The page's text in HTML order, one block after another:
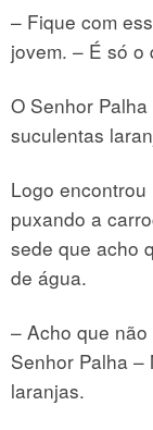
– Fique com
jovem. – É só o
O Senhor
suculentas
Logo
puxando a
sede que acho
de água.
– Acho que
Senhor Palha –
laranjas.